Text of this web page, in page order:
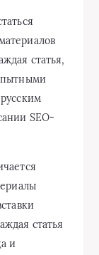
статья,
SEO-
статья
и